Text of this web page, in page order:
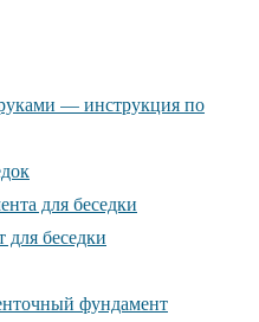
— инструкция по
для беседки
беседки
фундамент